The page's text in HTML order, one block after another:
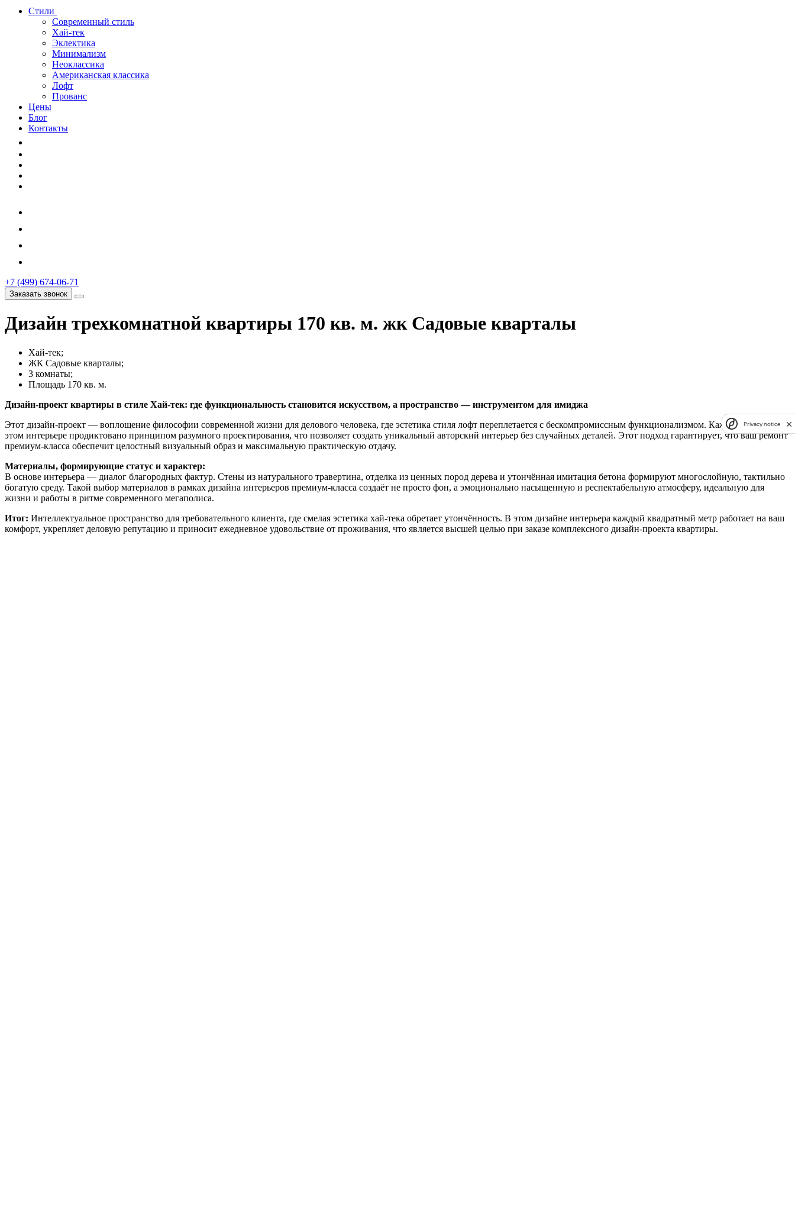
Стили
Современный стиль
Хай-тек
Эклектика
Минимализм
Неоклассика
Американская классика
Лофт
Прованс
Цены
Блог
Контакты
+7 (499) 674-06-71
Заказать звонок
Дизайн трехкомнатной квартиры 170 кв. м. жк Садовые кварталы
Хай-тек;
ЖК Садовые кварталы;
3 комнаты;
Площадь 170 кв. м.
Дизайн-проект квартиры в стиле Хай-тек: где функциональность становится искусством, а пространство — инструментом для имиджа
Этот дизайн-проект — воплощение философии современной жизни для делового человека, где эстетика стиля лофт переплетается с бескомпромиссным функционализмом. Каждое решение в
этом интерьере продиктовано принципом разумного проектирования, что позволяет создать уникальный авторский интерьер без случайных деталей. Этот подход гарантирует, что ваш ремонт
премиум-класса обеспечит целостный визуальный образ и максимальную практическую отдачу.
Материалы, формирующие статус и характер:
В основе интерьера — диалог благородных фактур. Стены из натурального травертина, отделка из ценных пород дерева и утончённая имитация бетона формируют многослойную, тактильно
богатую среду. Такой выбор материалов в рамках дизайна интерьеров премиум-класса создаёт не просто фон, а эмоционально насыщенную и респектабельную атмосферу, идеальную для
жизни и работы в ритме современного мегаполиса.
Итог: Интеллектуальное пространство для требовательного клиента, где смелая эстетика хай-тека обретает утончённость. В этом дизайне интерьера каждый квадратный метр работает на ваш
комфорт, укрепляет деловую репутацию и приносит ежедневное удовольствие от проживания, что является высшей целью при заказе комплексного дизайн-проекта квартиры.
Privacy notice